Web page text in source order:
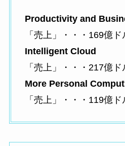
Productivity and
「売上」・・・169億
Intelligent Cloud
「売上」・・・217億
More Personal
「売上」・・・119億